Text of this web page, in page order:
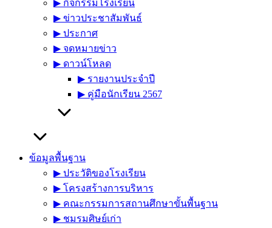
▶︎ กิจกรรมโรงเรียน
▶︎ ข่าวประชาสัมพันธ์
▶︎ ประกาศ
▶︎ จดหมายข่าว
▶︎ ดาวน์โหลด
▶︎ รายงานประจำปี
▶︎ คู่มือนักเรียน 2567
ข้อมูลพื้นฐาน
▶︎ ประวัติของโรงเรียน
▶︎ โครงสร้างการบริหาร
▶︎ คณะกรรมการสถานศึกษาขั้นพื้นฐาน
▶︎ ชมรมศิษย์เก่า